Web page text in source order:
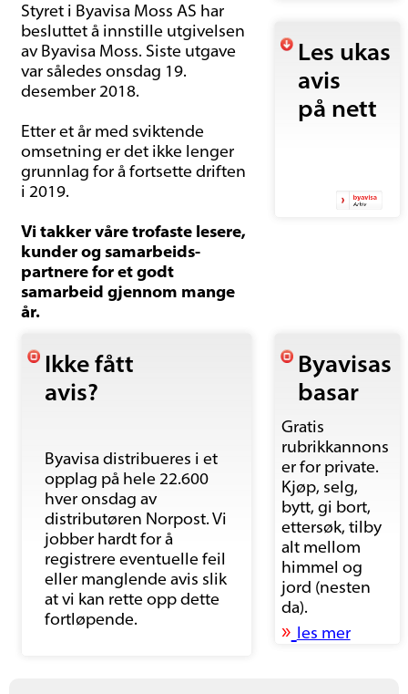
Styret i Byavisa Moss AS har
besluttet å innstille utgivelsen
av Byavisa Moss. Siste utgave
var således onsdag 19.
desember 2018.
Etter et år med sviktende
omsetning er det ikke lenger
grunnlag for å fortsette driften
i 2019.
Vi takker våre trofaste lesere,
kunder og samarbeids-
partnere for et godt
samarbeid gjennom mange
år.
Les ukas
avis
på nett
Ikke fått
avis?
Byavisa distribueres i et
opplag på hele 22.600
hver onsdag av
distributøren Norpost. Vi
jobber hardt for å
registrere eventuelle feil
eller manglende avis slik
at vi kan rette opp dette
fortløpende.
Byavisas
basar
Gratis
rubrikkannons
er for private.
Kjøp, selg,
bytt, gi bort,
ettersøk, tilby
alt mellom
himmel og
jord (nesten
da).
» les mer